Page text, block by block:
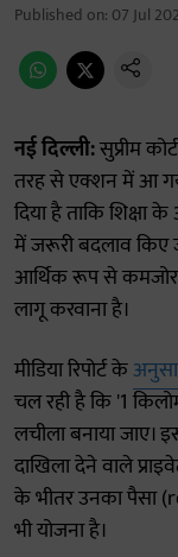
Published on: 07 Jul
नई दिल्ली:सुप्रीम
तरह से एक्शन में आ
दिया है ताकि शिक्षा
में जरूरी बदलाव किए
आर्थिक रूप से कमजोर
लागू करवाना है।
मीडिया रिपोर्ट के
चल रही है कि '1
लचीला बनाया जाए।
दाखिला देने वाले
के भीतर उनका पैसा
भी योजना है।